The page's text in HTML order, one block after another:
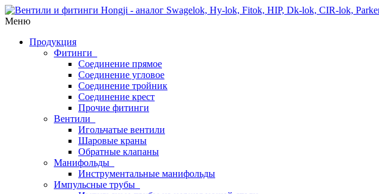
Меню
Продукция
Фитинги
Соединение прямое
Соединение угловое
Соединение тройник
Соединение крест
Прочие фитинги
Вентили
Игольчатые вентили
Шаровые краны
Обратные клапаны
Манифольды
Инструментальные манифольды
Импульсные трубы